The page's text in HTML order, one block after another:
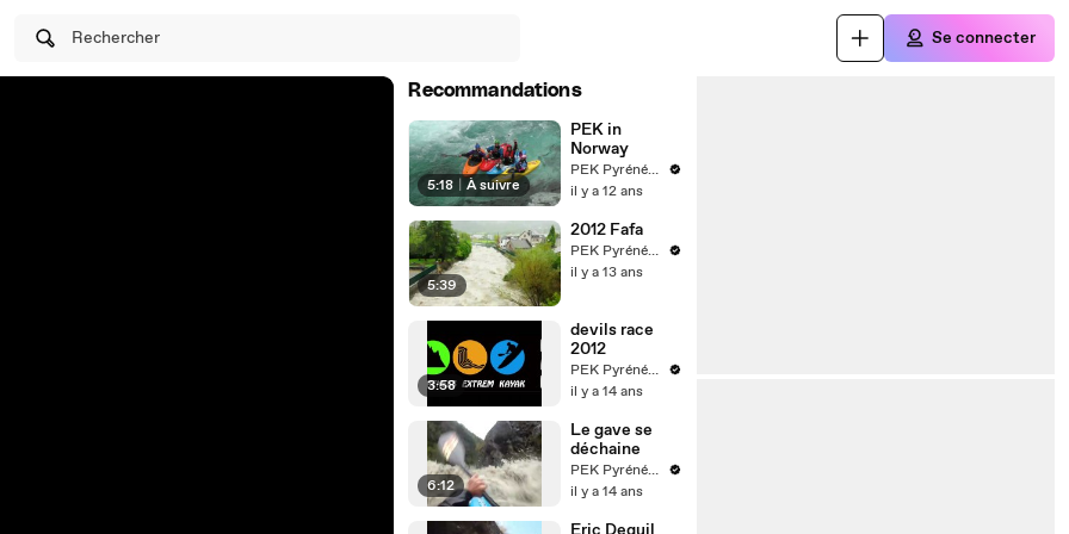
Rechercher Se connecter
Recommandations
5:18 À suivre
PEK in
Norway
PEK Pyrénées Extrem Kayak
il y a 12 ans
5:39
2012 Fafa
PEK Pyrénées Extrem Kayak
il y a 13 ans
3:58
devils race
2012
PEK Pyrénées Extrem Kayak
il y a 14 ans
6:12
Le gave se
déchaine
PEK Pyrénées Extrem Kayak
il y a 14 ans